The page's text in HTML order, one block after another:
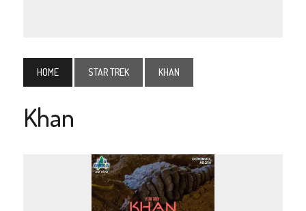
HOME STAR TREK KHAN
Khan